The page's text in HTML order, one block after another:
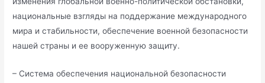
национальные взгляды на поддержание международного
мира и стабильности, обеспечение военной безопасности
нашей страны и ее вооруженную защиту.
– Система обеспечения национальной безопасности